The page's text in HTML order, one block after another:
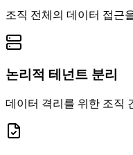
조직 전체의 데이터 접근
논리적 테넌트 분리
데이터 격리를 위한 조직